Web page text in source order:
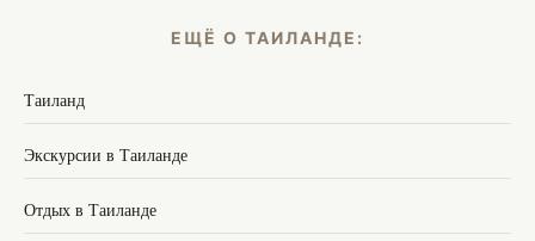
ЕЩЁ О ТАИЛАНДЕ:
Таиланд
Экскурсии в Таиланде
Отдых в Таиланде